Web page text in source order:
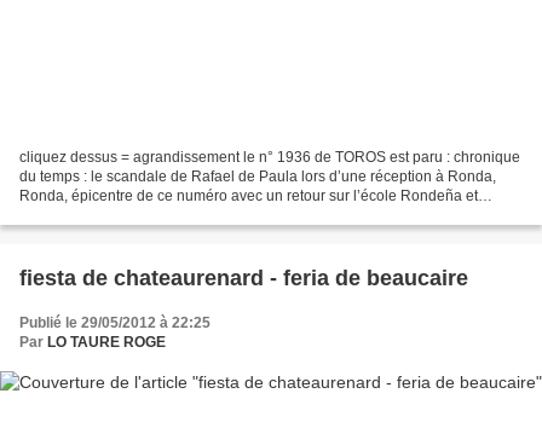
cliquez dessus = agrandissement le n° 1936 de TOROS est paru : chronique
du temps : le scandale de Rafael de Paula lors d’une réception à Ronda,
Ronda, épicentre de ce numéro avec un retour sur l’école Rondeña et
fiesta de chateaurenard - feria de beaucaire
Publié le 29/05/2012 à 22:25
Par LO TAURE ROGE